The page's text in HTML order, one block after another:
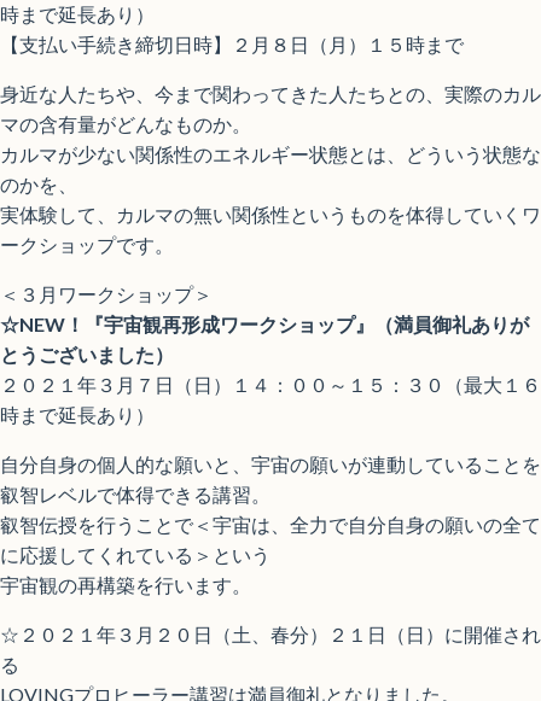
時まで延長あり）
【支払い手続き締切日時】２月８日（月）１５時まで
身近な人たちや、今まで関わってきた人たちとの、実際のカル
マの含有量がどんなものか。
カルマが少ない関係性のエネルギー状態とは、どういう状態な
のかを、
実体験して、カルマの無い関係性というものを体得していくワ
ークショップです。
＜３月ワークショップ＞
☆NEW！『宇宙観再形成ワークショップ』（満員御礼ありが
とうございました）
２０２１年３月７日（日）１４：００～１５：３０（最大１６
時まで延長あり）
自分自身の個人的な願いと、宇宙の願いが連動していることを
叡智レベルで体得できる講習。
叡智伝授を行うことで＜宇宙は、全力で自分自身の願いの全て
に応援してくれている＞という
宇宙観の再構築を行います。
☆２０２１年３月２０日（土、春分）２１日（日）に開催され
る
LOVINGプロヒーラー講習は満員御礼となりました。